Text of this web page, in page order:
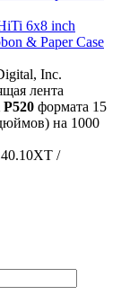
6x8 inch
& Paper Case
Inc.
лента
формата 15
на 1000
/